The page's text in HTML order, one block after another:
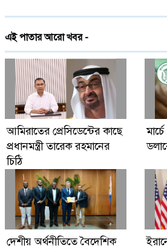
চালু
গ্লোবাল ব্র্যান্ড পিএলসি
ফেস্টিভাল অফার
Digital Economy Can
Growth and Innovation
এই পাতার আরো খবর -
আমিরাতের প্রেসিডেন্টের কাছে
প্রধানমন্ত্রী তারেক রহমানের
চিঠি
দেশীয় অর্থনীতিতে বৈদেশিক